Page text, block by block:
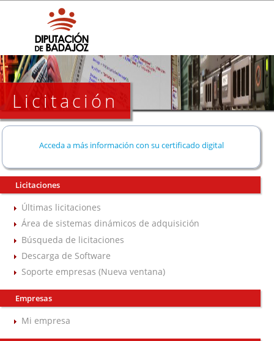
Licitación
Acceda a más información con su certificado digital
Licitaciones
Últimas licitaciones
Área de sistemas dinámicos de adquisición
Búsqueda de licitaciones
Descarga de Software
Soporte empresas (Nueva ventana)
Empresas
Mi empresa